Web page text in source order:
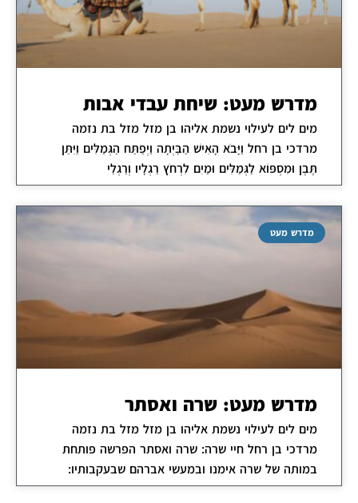
מדרש מעט: שיחת עבדי אבות
מים לים לעילוי נשמת אליהו בן מזל מזל בת נזמה
מרדכי בן רחל וַיָּבֹא הָאִישׁ הַבַּיְתָה וַיְפַתַּח הַגְּמַלִּים וַיִּתֵּן
תֶּבֶן וּמִסְפּוֹא לַגְּמַלִּים וּמַיִם לִרְחֹץ רַגְלָיו וְרַגְלֵי
מדרש מעט
מדרש מעט: שרה ואסתר
מים לים לעילוי נשמת אליהו בן מזל מזל בת נזמה
מרדכי בן רחל חיי שרה: שרה ואסתר הפרשה פותחת
במותה של שרה אימנו ובמעשי אברהם שבעקבותיו: